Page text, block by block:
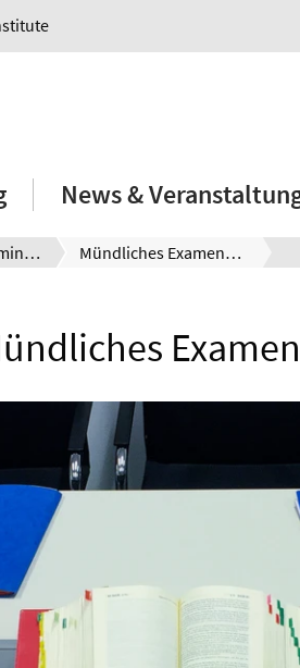
News &
HannES - das Examinatorium Mündliches Examenstraining